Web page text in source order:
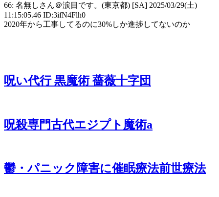
66: 名無しさん＠涙目です。(東京都) [SA] 2025/03/29(土)
11:15:05.46 ID:3ifN4Flh0
2020年から工事してるのに30%しか進捗してないのか
呪い代行 黒魔術 薔薇十字団
呪殺専門古代エジプト魔術a
鬱・パニック障害に催眠療法前世療法